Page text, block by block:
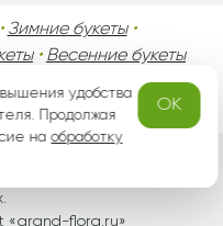
Зимние букеты•
• Весенние букеты
•
«grand-flora.ru»
удобства
Продолжая
наобработку
OK